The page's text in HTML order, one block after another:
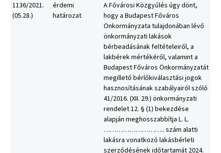
1136/2021.
(05.28.)
érdemi
határozat
A Fővárosi Közgyűlés úgy dönt,
hogy a Budapest Főváros
Önkormányzata tulajdonában lévő
önkormányzati lakások
bérbeadásának feltételeiről, a
lakbérek mértékéről, valamint a
Budapest Főváros Önkormányzatát
megillető bérlőkiválasztási jogok
hasznosításának szabályairól szóló
41/2016. (XII. 29.) önkormányzati
rendelet 12. § (1) bekezdése
alapján meghosszabbítja L. L.
……………………….. szám alatti
lakásra vonatkozó lakásbérleti
szerződésének időtartamát 2024.